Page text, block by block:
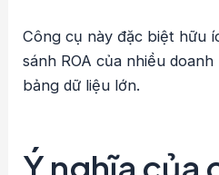
Công cụ này đặc biệt hữu
sánh ROA của nhiều
bảng dữ liệu lớn.